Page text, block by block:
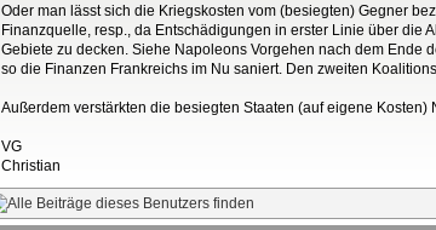
Oder man lässt sich die Kriegskosten vom (besiegten) Gegner
Finanzquelle, resp., da Entschädigungen in erster Linie über die
Gebiete zu decken. Siehe Napoleons Vorgehen nach dem
so die Finanzen Frankreichs im Nu saniert. Den zweiten
Außerdem verstärkten die besiegten Staaten (auf eigene
VG
Christian